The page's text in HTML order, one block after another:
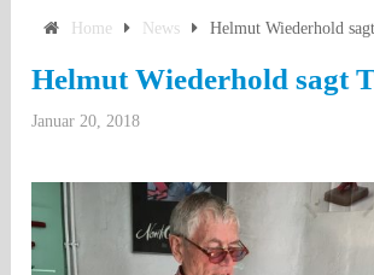
Home News Helmut Wiederhold
Helmut Wiederhold sagt
Januar 20, 2018